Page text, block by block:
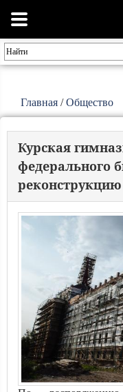
Главная /Общество
Курская
федерального
реконструкцию